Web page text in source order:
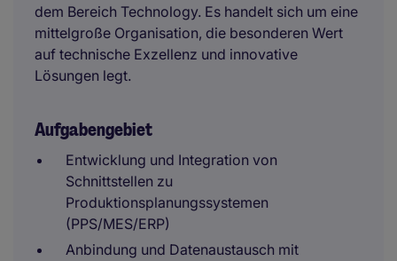
dem Bereich Technology. Es handelt sich um eine
mittelgroße Organisation, die besonderen Wert
auf technische Exzellenz und innovative
Lösungen legt.
Aufgabengebiet
Entwicklung und Integration von
Schnittstellen zu
Produktionsplanungssystemen
(PPS/MES/ERP)
Anbindung und Datenaustausch mit